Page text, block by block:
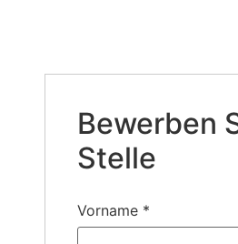
Bewerben
Stelle
Vorname *